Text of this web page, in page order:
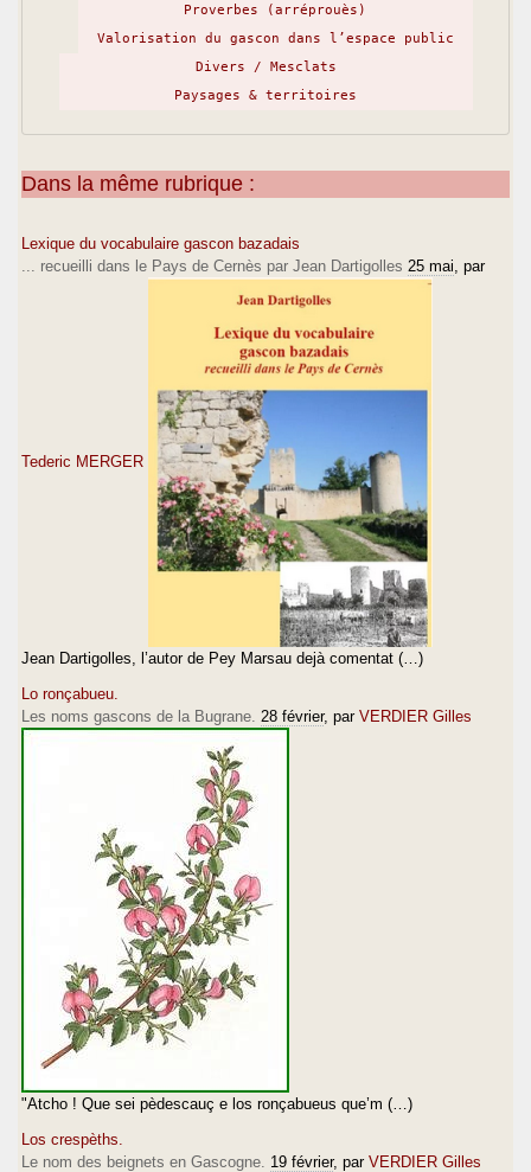
Proverbes (arréprouès)
Valorisation du gascon dans l’espace public
Divers / Mesclats
Paysages & territoires
Dans la même rubrique :
Lexique du vocabulaire gascon bazadais
... recueilli dans le Pays de Cernès par Jean Dartigolles 25 mai , par
Tederic MERGER
Jean Dartigolles, l’autor de Pey Marsau dejà comentat (…)
Lo ronçabueu.
Les noms gascons de la Bugrane. 28 février, par VERDIER Gilles
"Atcho ! Que sei pèdescauç e los ronçabueus que’m (…)
Los crespèths.
Le nom des beignets en Gascogne. 19 février, par VERDIER Gilles